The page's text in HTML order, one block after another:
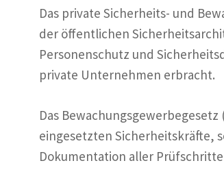
Das private Sicherheits- und
der öffentlichen
Personenschutz und
private Unternehmen erbracht.
Das
eingesetzten Sicherheitskräfte,
Dokumentation aller